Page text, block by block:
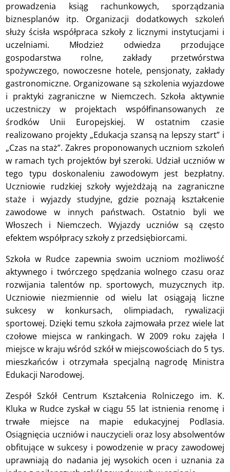
prowadzenia ksiąg rachunkowych, sporządzania
biznesplanów itp. Organizacji dodatkowych szkoleń
służy ścisła współpraca szkoły z licznymi instytucjami i
uczelniami. Młodzież odwiedza przodujące
gospodarstwa rolne, zakłady przetwórstwa
spożywczego, nowoczesne hotele, pensjonaty, zakłady
gastronomiczne. Organizowane są szkolenia wyjazdowe
i praktyki zagraniczne w Niemczech. Szkoła aktywnie
uczestniczy w projektach współfinansowanych ze
środków Unii Europejskiej. W ostatnim czasie
realizowano projekty „Edukacja szansą na lepszy start” i
„Czas na staż”. Zakres proponowanych uczniom szkoleń
w ramach tych projektów był szeroki. Udział uczniów w
tego typu doskonaleniu zawodowym jest bezpłatny.
Uczniowie rudzkiej szkoły wyjeżdżają na zagraniczne
staże i wyjazdy studyjne, gdzie poznają kształcenie
zawodowe w innych państwach. Ostatnio byli we
Włoszech i Niemczech. Wyjazdy uczniów są często
efektem współpracy szkoły z przedsiębiorcami.
Szkoła w Rudce zapewnia swoim uczniom możliwość
aktywnego i twórczego spędzania wolnego czasu oraz
rozwijania talentów np. sportowych, muzycznych itp.
Uczniowie niezmiennie od wielu lat osiągają liczne
sukcesy w konkursach, olimpiadach, rywalizacji
sportowej. Dzięki temu szkoła zajmowała przez wiele lat
czołowe miejsca w rankingach. W 2009 roku zajęła I
miejsce w kraju wśród szkół w miejscowościach do 5 tys.
mieszkańców i otrzymała specjalną nagrodę Ministra
Edukacji Narodowej.
Zespół Szkół Centrum Kształcenia Rolniczego im. K.
Kluka w Rudce zyskał w ciągu 55 lat istnienia renomę i
trwałe miejsce na mapie edukacyjnej Podlasia.
Osiągnięcia uczniów i nauczycieli oraz losy absolwentów
obfitujące w sukcesy i powodzenie w pracy zawodowej
uprawniają do nadania jej wysokich ocen i uznania za